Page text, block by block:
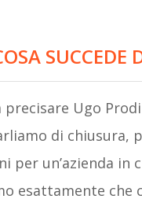
SUCCEDE
precisare Ugo
di chiusura,
per un’azienda in
esattamente che